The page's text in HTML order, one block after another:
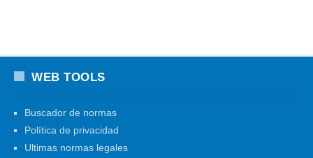
WEB TOOLS
Buscador de normas
Política de privacidad
Ultimas normas legales